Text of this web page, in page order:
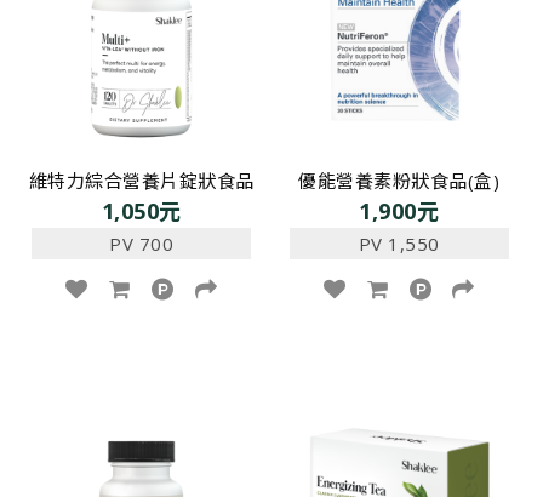
維特力綜合營養片錠狀食品
1,050元
PV 700
優能營養素粉狀食品(盒)
1,900元
PV 1,550